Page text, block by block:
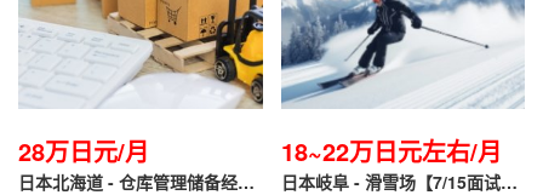
28万日元/月
日本北海道 - 仓库管理储备经理
18~22万日元左右/月
日本岐阜 - 滑雪场【7/15面试